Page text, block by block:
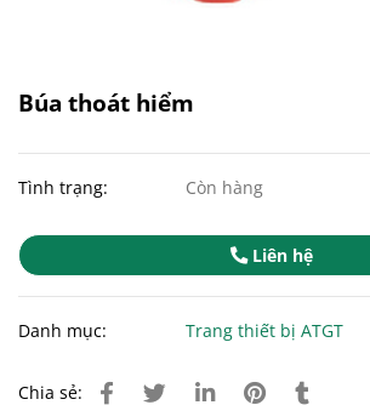
Búa thoát hiểm
Tình trạng: Còn hàng
Liên hệ
Danh mục: Trang thiết bị ATGT
Chia sẻ: